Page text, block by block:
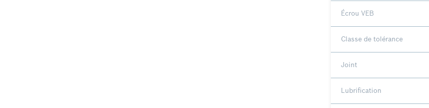
Écrou VEB
Classe de tolérance
Joint
Lubrification